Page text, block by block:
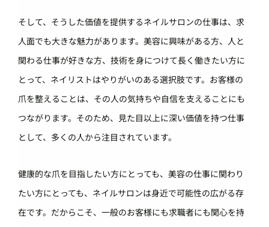
そして、そうした価値を提供するネイルサロンの仕事は、求
人面でも大きな魅力があります。美容に興味がある方、人と
関わる仕事が好きな方、技術を身につけて長く働きたい方に
とって、ネイリストはやりがいのある選択肢です。お客様の
爪を整えることは、その人の気持ちや自信を支えることにも
つながります。そのため、見た目以上に深い価値を持つ仕事
として、多くの人から注目されています。
健康的な爪を目指したい方にとっても、美容の仕事に関わり
たい方にとっても、ネイルサロンは身近で可能性の広がる存
在です。だからこそ、一般のお客様にも求職者にも関心を持